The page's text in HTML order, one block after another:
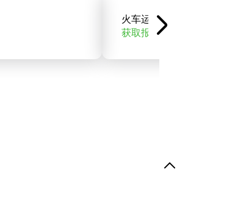
火车运输
获取报价